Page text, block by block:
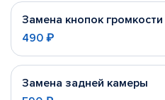
Замена кнопок громкости
490 ₽
Замена задней камеры